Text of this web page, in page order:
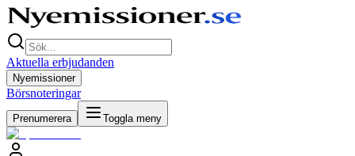
Aktuella erbjudanden
Nyemissioner
Börsnoteringar
Prenumerera Toggla meny